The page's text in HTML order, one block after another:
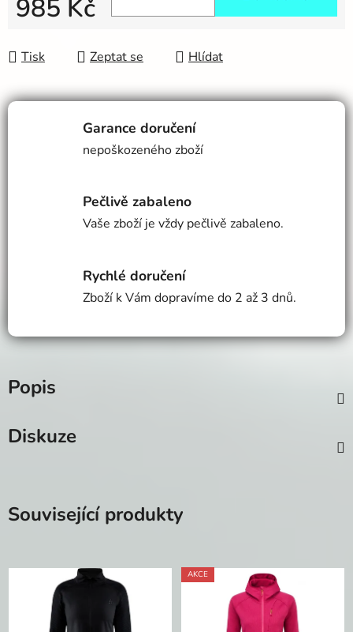
985 Kč
Tisk Zeptat se Hlídat
Garance doručení
nepoškozeného zboží
Pečlivě zabaleno
Vaše zboží je vždy pečlivě zabaleno.
Rychlé doručení
Zboží k Vám dopravíme do 2 až 3 dnů.
Popis
Diskuze
Související produkty
AKCE